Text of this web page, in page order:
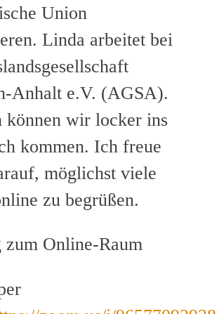
Union
Linda arbeitet bei
Anhalt e.V. (AGSA).
können wir locker ins
kommen. Ich freue
möglichst viele
zu begrüßen.
zum Online-Raum